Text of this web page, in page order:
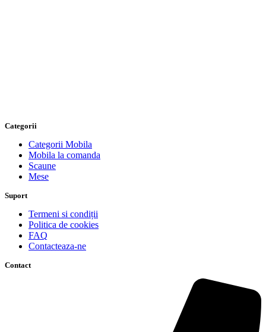
Categorii
Categorii Mobila
Mobila la comanda
Scaune
Mese
Suport
Termeni si condiții
Politica de cookies
FAQ
Contacteaza-ne
Contact